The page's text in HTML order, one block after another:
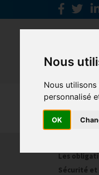
Nous
Nous
personnalisé
OK
Les
Sécurité et